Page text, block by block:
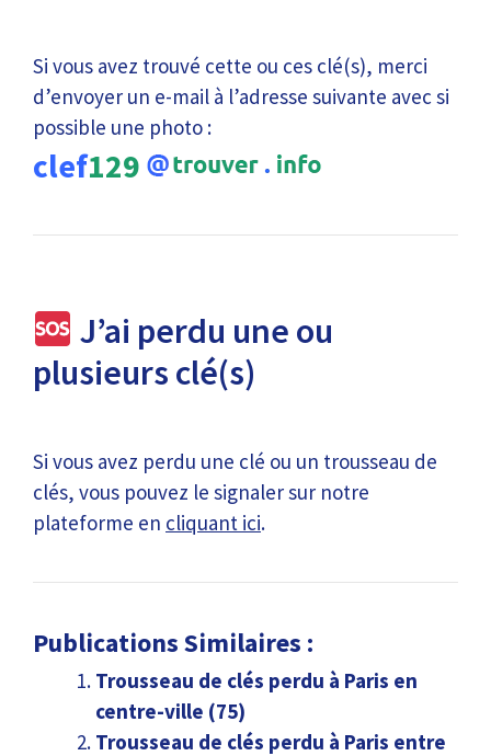
Si vous avez trouvé cette ou ces clé(s), merci
d’envoyer un e-mail à l’adresse suivante avec si
possible une photo :
clef129
J’ai perdu une ou
plusieurs clé(s)
Si vous avez perdu une clé ou un trousseau de
clés, vous pouvez le signaler sur notre
plateforme en cliquant ici.
Publications Similaires :
Trousseau de clés perdu à Paris en
centre-ville (75)
Trousseau de clés perdu à Paris entre